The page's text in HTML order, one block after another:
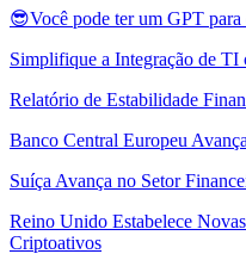
😎Você pode ter um GPT para
Simplifique a Integração de
Relatório de Estabilidade
Banco Central Europeu
Suíça Avança no Setor
Reino Unido Estabelece
Criptoativos